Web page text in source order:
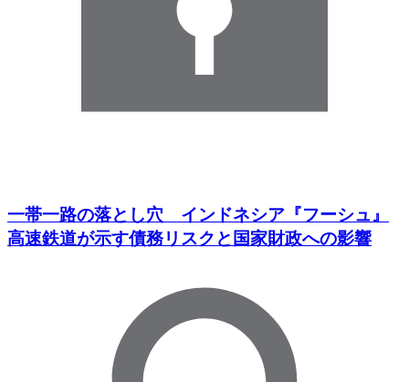
一帯一路の落とし穴 インドネシア『フーシュ』
高速鉄道が示す債務リスクと国家財政への影響